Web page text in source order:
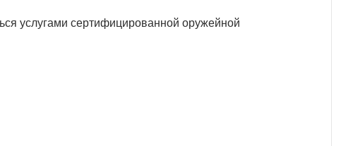
услугами сертифицированной оружейной